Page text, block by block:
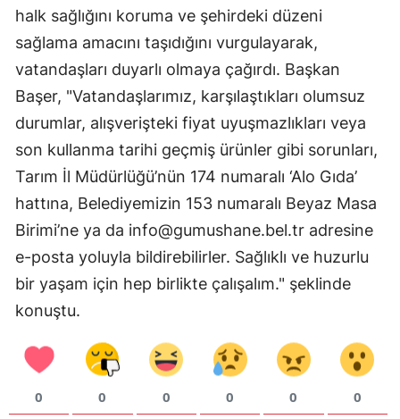
halk sağlığını koruma ve şehirdeki düzeni
sağlama amacını taşıdığını vurgulayarak,
vatandaşları duyarlı olmaya çağırdı. Başkan
Başer, "Vatandaşlarımız, karşılaştıkları olumsuz
durumlar, alışverişteki fiyat uyuşmazlıkları veya
son kullanma tarihi geçmiş ürünler gibi sorunları,
Tarım İl Müdürlüğü’nün 174 numaralı ‘Alo Gıda’
hattına, Belediyemizin 153 numaralı Beyaz Masa
Birimi’ne ya da info@gumushane.bel.tr adresine
e-posta yoluyla bildirebilirler. Sağlıklı ve huzurlu
bir yaşam için hep birlikte çalışalım." şeklinde
konuştu.
0 0 0 0 0 0